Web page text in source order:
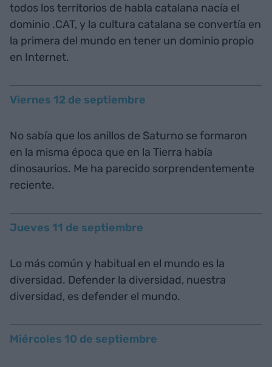
todos los territorios de habla catalana nacía el
dominio .CAT, y la cultura catalana se convertía en
la primera del mundo en tener un dominio propio
en Internet.
Viernes 12 de septiembre
No sabía que los anillos de Saturno se formaron
en la misma época que en la Tierra había
dinosaurios. Me ha parecido sorprendentemente
reciente.
Jueves 11 de septiembre
Lo más común y habitual en el mundo es la
diversidad. Defender la diversidad, nuestra
diversidad, es defender el mundo.
Miércoles 10 de septiembre